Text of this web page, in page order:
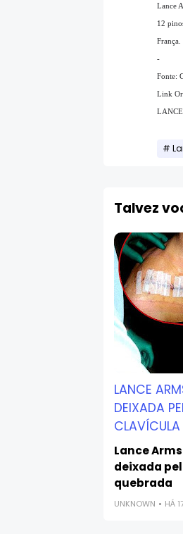
Lance
12
França.
-
Fonte:
Link
Talvez
LANCE
DEIXADA
CLAVÍCULA
Lance
deixada
quebrada
UNKNOWN HÁ